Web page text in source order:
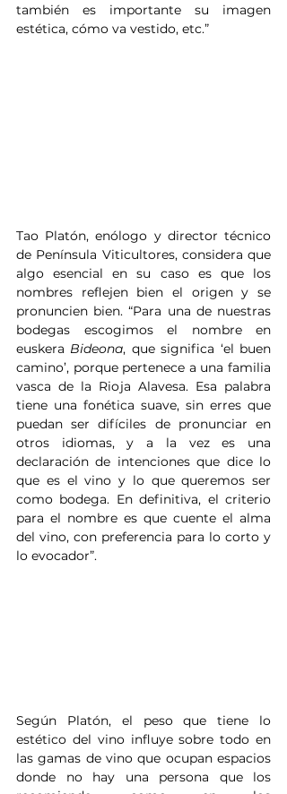
también es importante su imagen
estética, cómo va vestido, etc.”
Tao Platón, enólogo y director técnico
de Península Viticultores, considera que
algo esencial en su caso es que los
nombres reflejen bien el origen y se
pronuncien bien. “Para una de nuestras
bodegas escogimos el nombre en
euskera Bideona, que significa ‘el buen
camino’, porque pertenece a una familia
vasca de la Rioja Alavesa. Esa palabra
tiene una fonética suave, sin erres que
puedan ser difíciles de pronunciar en
otros idiomas, y a la vez es una
declaración de intenciones que dice lo
que es el vino y lo que queremos ser
como bodega. En definitiva, el criterio
para el nombre es que cuente el alma
del vino, con preferencia para lo corto y
lo evocador”.
Según Platón, el peso que tiene lo
estético del vino influye sobre todo en
las gamas de vino que ocupan espacios
donde no hay una persona que los